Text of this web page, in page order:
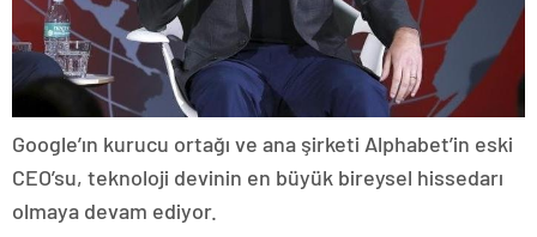
Google’ın kurucu ortağı ve ana şirketi Alphabet’in eski
CEO’su, teknoloji devinin en büyük bireysel hissedarı
olmaya devam ediyor.